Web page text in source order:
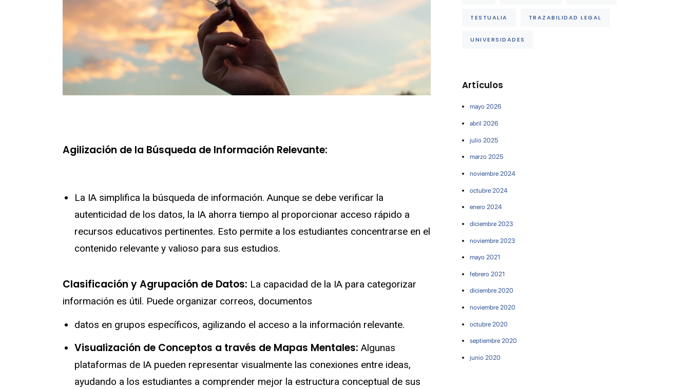
Agilización de la Búsqueda de Información Relevante:
La IA simplifica la búsqueda de información. Aunque se debe verificar la
autenticidad de los datos, la IA ahorra tiempo al proporcionar acceso rápido a
recursos educativos pertinentes. Esto permite a los estudiantes concentrarse en el
contenido relevante y valioso para sus estudios.
Clasificación y Agrupación de Datos: La capacidad de la IA para categorizar
información es útil. Puede organizar correos, documentos
datos en grupos específicos, agilizando el acceso a la información relevante.
Visualización de Conceptos a través de Mapas Mentales: Algunas
plataformas de IA pueden representar visualmente las conexiones entre ideas,
ayudando a los estudiantes a comprender mejor la estructura conceptual de sus
TESTUALIA TRAZABILIDAD LEGAL
UNIVERSIDADES
Artículos
mayo 2026
abril 2026
julio 2025
marzo 2025
noviembre 2024
octubre 2024
enero 2024
diciembre 2023
noviembre 2023
mayo 2021
febrero 2021
diciembre 2020
noviembre 2020
octubre 2020
septiembre 2020
junio 2020